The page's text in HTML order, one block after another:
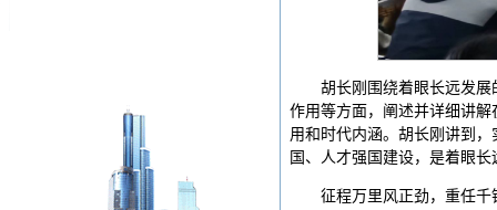
胡长刚围绕着眼长远发
作用等方面，阐述并详细讲
用和时代内涵。胡长刚讲到
国、人才强国建设，是着眼
征程万里风正劲，重任